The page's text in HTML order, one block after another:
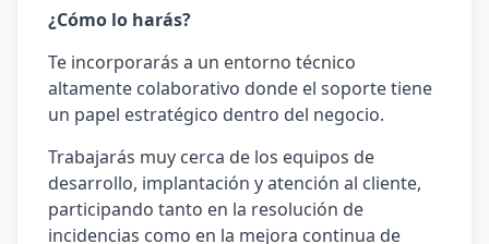
¿Cómo lo harás?
Te incorporarás a un entorno técnico
altamente colaborativo donde el soporte tiene
un papel estratégico dentro del negocio.
Trabajarás muy cerca de los equipos de
desarrollo, implantación y atención al cliente,
participando tanto en la resolución de
incidencias como en la mejora continua de